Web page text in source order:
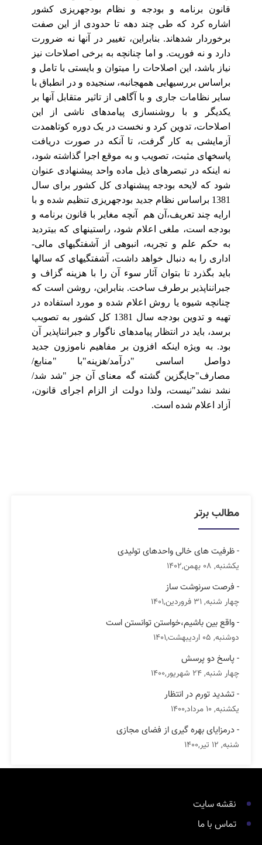
قانون برنامه و بودجه و نظام‏ بودجه‏ریزی کشور
اشاره کرد که طی چند دهه تا حدودی از این صفت
برخوردار شده‏اند. بنابراین، تغییر در آنها نه ضرورت
دارد و نه فوریت. و اما چنانچه به برخی اصلاحات نیز
نیاز باشد، این‏ اصلاحات را می‏توان و بایستی با تامل و
براساس‏ بررسی‏هایی همه‏جانبه، سنجیده و در انطباق با
سایر نظامات جاری و با آگاهی از تاثیر متقابل آنها بر
یکدیگر و با روشن‏سازی پیامدهای ناشی از این
اصلاحات، تدوین کرد و نخست در یک دوره‏ کوتاه‏مدت
آزمایشی به کار گرفت، تا آنکه در صورت دریافت
پاسخ‏های مثبت، تصویب و به‏ موقع اجرا گذاشته شود،
نه اینکه در تبصره‏ای ذیل‏ ماده واحد پیشنهادی عنوان
شود که لایحه‏ بودجه پیشنهادی کل کشور برای سال
1381 براساس نظام جدید بودجه‏ریزی تنظیم شده و با
ارایه چند تعریف،آن هم
آنچه مغایر با قانون برنامه و
بودجه‏ است، ملغی اعلام شود، راستینه‏ای که‏ بی‏تردید
به حکم علم و تجربه، انبوهی از آشفتگی‏های مالی-
اداری را به دنبال خواهد داشت، آشفتگی‏های که سال‏ها
باید بگذرد تا بتوان آثار سوء آن را با هزینه گزاف و
جبران‏ناپذیر برطرف ساخت. بنابراین، روشن است که
چنانچه‏ شیوه یا روش اعلام شده و مورد استفاده در
تهیه‏ و تدوین بودجه سال 1381 کل کشور به تصویب‏
برسد، باید در انتظار پیامدهای ناگوار و جبران‏ناپذیر آن
بود. به ویژه اینکه افزون بر مفاهیم ناموزون جدید
دواصل اساسی "درآمد/هزینه"با "منابع/
مصارف"جایگزین گشته گه معنای آن جز "شد شد/
نشد نشد"نیست، ولذا دولت از الزام اجرای قانون،
آزاد اعلام شده است.
مطالب برتر
- ظرفیت های خالی واحدهای تولیدی
یکشنبه, 08 بهمن,1402
- فرصت سرنوشت ساز
چهار شنبه, 31 فروردین,1401
- واقع بین باشیم،خواستن توانستن است
دوشنبه, 05 اردیبهشت,1401
- پاسخ دو پرسش
چهار شنبه, 24 شهریور,1400
- تشدید تورم در انتظار
یکشنبه, 10 مرداد,1400
- درمزایای بهره گیری از فضای مجازی
شنبه, 12 تیر,1400
نقشه سایت
تماس با ما